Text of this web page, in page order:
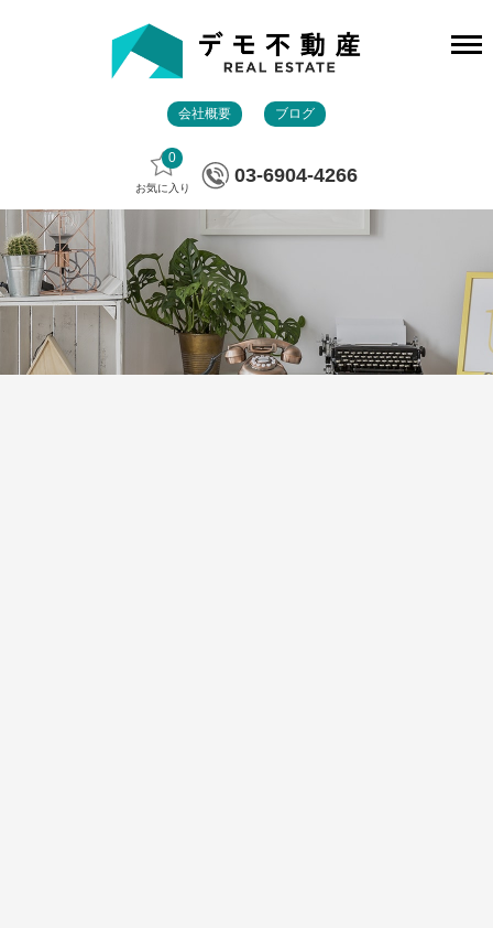
会社概要 ブログ
0
お気に入り
03-6904-4266